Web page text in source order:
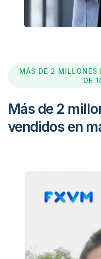
MÁS DE 2 MILLONES
DE
Más de 2
vendidos en